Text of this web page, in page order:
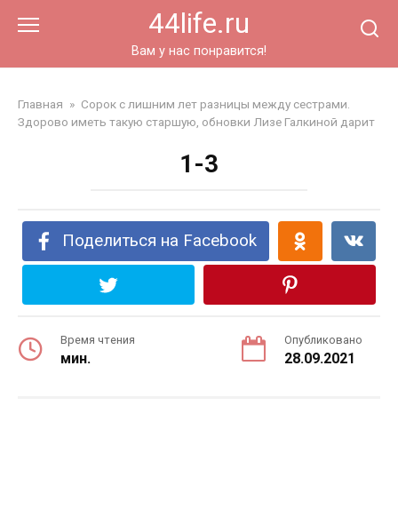
44life.ru
Вам у нас понравится!
Главная » Сорок с лишним лет разницы между сестрами.
Здорово иметь такую старшую, обновки Лизе Галкиной дарит
1-3
Поделиться на Facebook
Время чтения
мин.
Опубликовано
28.09.2021